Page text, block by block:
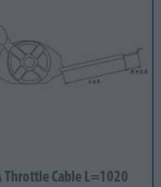
Throttle Cable L=1020